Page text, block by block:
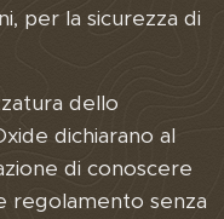
per la sicurezza di
dello
dichiarano al
di conoscere
regolamento senza